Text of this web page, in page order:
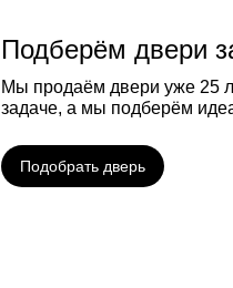
Подберём двери
Мы продаём двери уже 25
задаче, а мы подберём
Подобрать дверь